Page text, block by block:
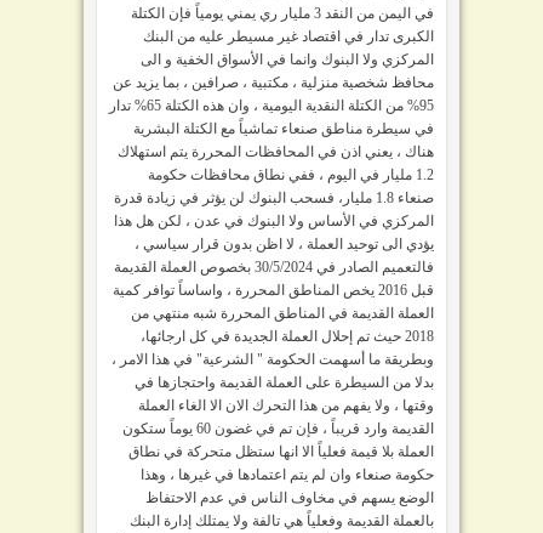
في اليمن من النقد 3 مليار ري يمني يومياً فإن الكتلة
الكبرى تدار في اقتصاد غير مسيطر عليه من البنك
المركزي ولا البنوك وانما في الأسواق الخفية و الى
محافظ شخصية منزلية ، مكتبية ، صرافين ، بما يزيد عن
95% من الكتلة النقدية اليومية ، وان هذه الكتلة 65% تدار
في سيطرة مناطق صنعاء تماشياً مع الكتلة البشرية
هناك ، يعني اذن في المحافظات المحررة يتم استهلاك
1.2 مليار في اليوم ، ففي نطاق محافظات حكومة
صنعاء 1.8 مليار، فسحب البنوك لن يؤثر في زيادة قدرة
المركزي في الأساس ولا البنوك في عدن ، لكن هل هذا
يؤدي الى توحيد العملة ، لا اظن بدون قرار سياسي ،
فالتعميم الصادر في 30/5/2024 بخصوص العملة القديمة
قبل 2016 يخص المناطق المحررة ، واساساً توافر كمية
العملة القديمة في المناطق المحررة شبه منتهي من
2018 حيث تم إحلال العملة الجديدة في كل ارجائها،
وبطريقة ما أسهمت الحكومة " الشرعية" في هذا الامر ،
بدلا من السيطرة على العملة القديمة واحتجازها في
وقتها ، ولا يفهم من هذا التحرك الان الا الغاء العملة
القديمة وارد قريباً ، فإن تم في غضون 60 يوماً ستكون
العملة بلا قيمة فعلياً الا انها ستظل متحركة في نطاق
حكومة صنعاء وان لم يتم اعتمادها في غيرها ، وهذا
الوضع يسهم في مخاوف الناس في عدم الاحتفاظ
بالعملة القديمة وفعلياً هي تالفة ولا يمتلك إدارة البنك